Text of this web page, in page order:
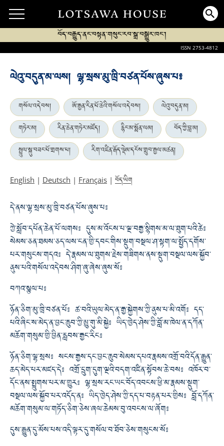
བོད་བརྒྱུད་ནང་བསྟན་གསུང་རབ་སྒྲ་བསྒྱུར་ཁང་།
ISSN 2753-4812
ལེའུ་བདུན་མ་ལས། ལྷ་སྲས་མུ་ཁྲི་བཙན་པོས་ཞུས་པ༔
གསོལ་འདེབས། ཨོ་རྒྱན་རིན་པོ་ཆེའི་གསོལ་འདེབས།
ལེའུ་བདུན་མ།
གཏེར་མ།
རིན་ཆེན་གཏེར་མཛོད། རྙིང་མ་སྨོན་ལམ།
བོད་ཀྱི་བླ་མ།
སྤྲུལ་སྐུ་བཟང་པོ་གྲགས་པ།
རིག་འཛིན་རྒོད་ལྡེམ་དངོས་གྲུབ་རྒྱལ་མཚན།
English | Deutsch | Français | བོད་ཡིག
དེ་ནས་ལྷ་སྲས་མུ་ཁྲི་བཙན་པོས་ཞུས་པ༔
ཀྱེ་སློབ་དཔོན་ཆེན་པོ་ལགས༔ དུས་མ་འོངས་པ་ལྔ་བརྒྱ་སྙིགས་མ་ལ་ཐུག་པའི་ཚེ༔
སེམས་ཅན་ཐམས་ཅད་ལས་ངན་གྱི་དབང་གིས་སྡུག་བསྔལ་ཤ་སྟག་ལ་སྤྱོད་དགོས་
པར་གསུངས་གདའ༔ དེ་རྣམས་ལ་ཐུགས་རྗེས་གཟིགས་ནས་སྡུག་བསྔལ་ལས་སྐྱོབ་
ནུས་པའི་གསོལ་འདེབས་ཤིག་ཞུ་ཞེས་ཞུས་སོ༔
བཀའ་སྩལ་པ༔
ཉོན་ཅིག་མུ་ཁྲི་བཙན་པོ༔ ཚ་བའི་ཡུལ་མེད་ན་རྒྱ་སྐྱེགས་ཀྱི་ནུས་པ་མི་འགོ༔ དད་
པའི་ཞིང་ས་མེད་ན་བྱང་ཆུབ་ཀྱི་མྱུ་གུ་མི་སྐྱེ༔ ཡིད་ཁྱེད་ཤེས་ཀྱི་བློ་མ་ཁེལ་ན་དཀོན་
མཆོག་གསུམ་གྱི་བྱིན་རླབས་རྒྱང་རིང༔
ཉོན་ཅིག་ལྷ་སྲས༔ སངས་རྒྱས་དང་བྱང་ཆུབ་སེམས་དཔའ་རྣམས་འགྲོ་བའི་དོན་རྒྱུན་
ཆད་མེད་པར་མཛད་དེ༔ འགྲོ་དྲུག་དུག་ལྔའི་བདག་འཛིན་སྟོབས་ཆེ་བས༔ འཁོར་བ་
དོང་ནས་སྤྲུགས་པར་མ་གྱུར༔ ལྷ་སྲས་རང་ཡང་བོད་འབངས་ཕྱི་མ་རྣམས་སྡུག་
བསྔལ་ལས་སྐྱོབ་པར་འདོད་ན༔ ཡིད་ཁྱེད་ཤེས་ཀྱི་དད་པ་བརྟན་པར་གྱིས༔ བློ་དཀོན་
མཆོག་གསུམ་ལ་གཏོད་ཅིག་ཅེས་ཞལ་ཆེམས་བུ་འབངས་ལ་ཞོག༔
དུས་རྒྱུན་དུ་མོས་པས་འདི་ལྟར་དུ་གསོལ་བ་ཐོབ་ཅེས་གསུངས་སོ༔